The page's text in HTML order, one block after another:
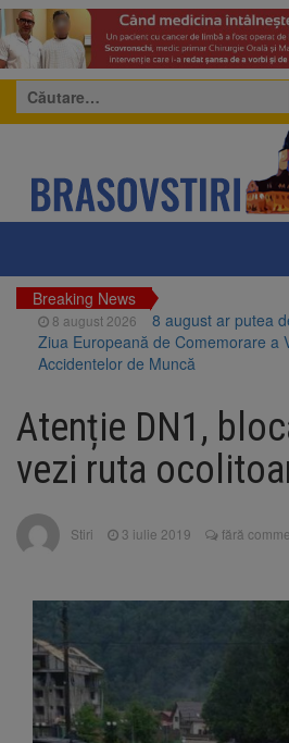
Caută
după:
Breaking News
8 august 2026
8 august ar putea
Ziua Europeană de Comemorare a
Accidentelor de Muncă
fostului complex Duplex 91, de
Star
8 august 2026
Ungaria renunță la
pentru reducerea consumului de
8 august 2026
Iluminat cere reducerea luminii pe
– Poiana Brașov după un accident.
persoane primesc îngrijiri medicale
8 august 2026
medic specialist. Subiecte unice în
aceeași oră și același barem
Atenție DN1,
vezi ruta
Stiri 3 iulie 2019 fără